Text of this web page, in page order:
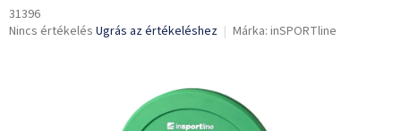
31396
A
Nincs értékelés Ugrás az értékeléshez Márka: inSPORTline